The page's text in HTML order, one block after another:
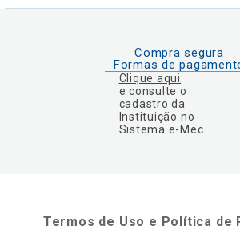
Compra segura
Formas de
Clique aqui
e consulte o
cadastro da
Instituição no
Sistema e-Mec
Termos de Uso e Política de